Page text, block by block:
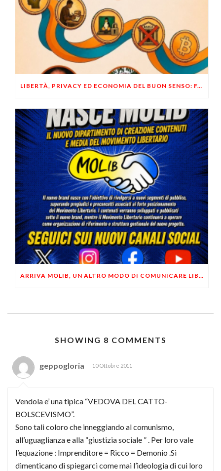
LIBERTÀ, PRIVACY ED ECONOMIA DEL BUON SENSO: FACCO E MUSUMECI A CASALECCHIO DI RENO (BO)
ARRIVA MOLIB, UN ALTRO MODO DI COMUNICARE LIBERTARIO
SHOWING 8 COMMENTS
geppogloria 10 Ottobre 2011
Vendola e’ una tipica “VEDOVA DEL CATTO-
BOLSCEVISMO”.
Sono tali coloro che inneggiando al comunismo,
all’uguaglianza e alla “giustizia sociale ” . Per loro vale
l’equazione : Imprenditore = Ricco = Demonio .Si
dimenticano di spiegarci come mai l’ideologia di cui loro